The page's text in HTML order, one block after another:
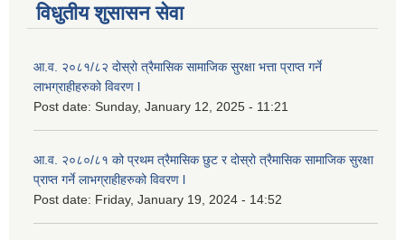
विधुतीय शुसासन सेवा
आ.व. २०८१/८२ दोस्रो त्रैमासिक सामाजिक सुरक्षा भत्ता प्राप्त गर्ने
लाभग्राहीहरुको विवरण l
Post date: Sunday, January 12, 2025 - 11:21
आ.व. २०८०/८१ को प्रथम त्रैमासिक छुट र दोस्रो त्रैमासिक सामाजिक सुरक्षा
प्राप्त गर्ने लाभग्राहीहरुको विवरण l
Post date: Friday, January 19, 2024 - 14:52